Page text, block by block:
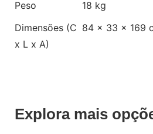
Peso
18 kg
Dimensões (C
x L x A)
84 × 33 × 169
Explora mais